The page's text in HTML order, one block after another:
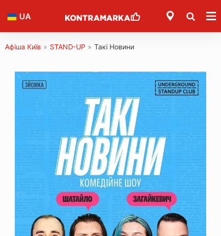
UA
Афіша Київ » STAND-UP » Такі Новини